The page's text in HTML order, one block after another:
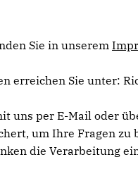
Sie in unserem
erreichen Sie unter:
uns per E-Mail oder
um Ihre Fragen
die Verarbeitung